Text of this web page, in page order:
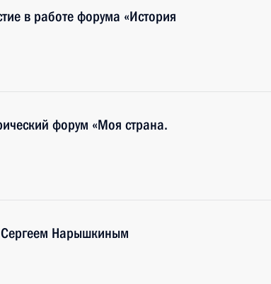
в работе форума «История
форум «Моя страна.
Нарышкиным